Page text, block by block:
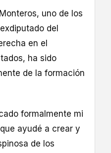
uno de los
del
en el
ha sido
de la formación
formalmente mi
ayudé a crear y
de los